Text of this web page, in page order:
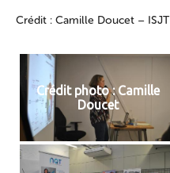
Crédit : Camille Doucet – ISJT
Crédit photo : Camille
Doucet